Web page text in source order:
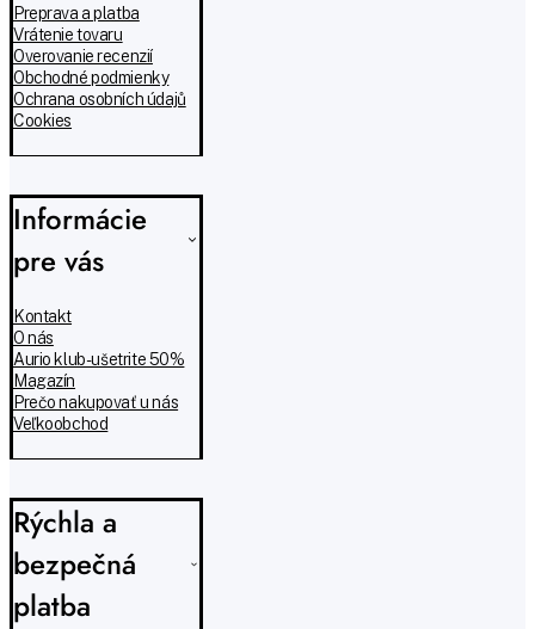
Preprava a platba
Vrátenie tovaru
Overovanie recenzií
Obchodné podmienky
Ochrana osobních údajů
Cookies
Informácie
pre vás
Kontakt
O nás
Aurio klub - ušetrite 50%
Magazín
Prečo nakupovať u nás
Veľkoobchod
Rýchla a
bezpečná
platba